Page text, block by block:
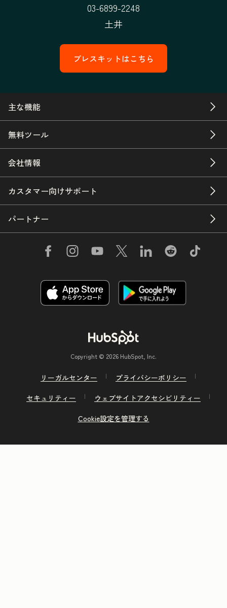
03-6899-2248
土井
プレスキットはこちら
主な機能
無料ツール
会社情報
カスタマー向けサポート
パートナー
Copyright © 2026 HubSpot, Inc.
リーガルセンター
プライバシーポリシー
セキュリティー
ウェブサイトアクセシビリティー
Cookie設定を管理する